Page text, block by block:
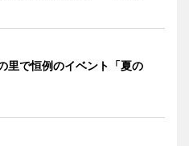
里で恒例のイベント「夏の